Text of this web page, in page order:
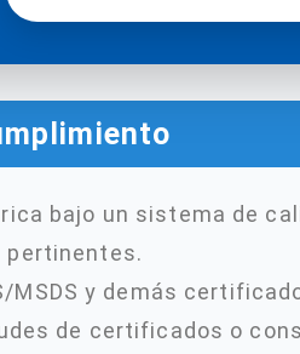
bajo un sistema de
pertinentes.
MSDS y demás
de certificados o